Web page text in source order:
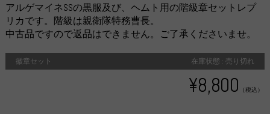
アルゲマイネSSの黒服及び、ヘムト用の階級章セットレプ
リカです。階級は親衛隊特務曹長。
中古品ですので返品はできません。ご了承くださいませ。
徽章セット 在庫状態 : 売り切れ
¥8,800 （税込）